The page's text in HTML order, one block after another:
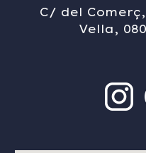
C/ del
Vella,